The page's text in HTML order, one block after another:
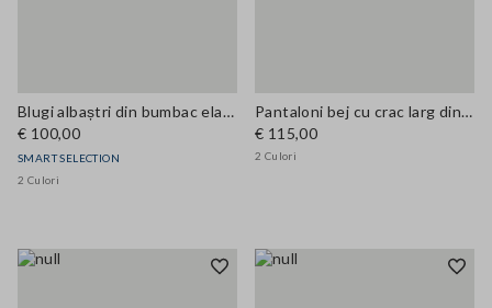
Blugi albaștri din bumbac elastizat cu picior larg
€ 100,00
SMART SELECTION
2 Culori
Pantaloni bej cu crac larg din bumbac elastic
€ 115,00
2 Culori